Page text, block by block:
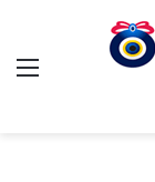
Menü